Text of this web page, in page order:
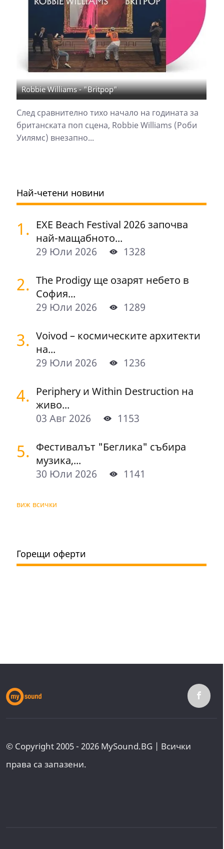
Robbie Williams - "Britpop"
След сравнително тихо начало на годината за
британската поп сцена, Robbie Williams (Роби
Уилямс) внезапно...
Най-четени новини
1. EXE Beach Festival 2026 започва
най-мащабното...
29 Юли 2026
1328
2. The Prodigy ще озарят небето в
София...
29 Юли 2026
1289
3. Voivod – космическите архитекти
на...
29 Юли 2026
1236
4. Periphery и Within Destruction на
живо...
03 Авг 2026
1153
5. Фестивалът "Беглика" събира
музика,...
30 Юли 2026
1141
виж всички
Горещи оферти
© Copyright 2005 - 2026 MySound.BG | Всички
права са запазени.